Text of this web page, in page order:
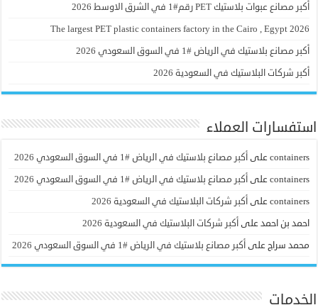
أكبر مصانع عبوات بلاستيك PET رقم#1 في الشرق الاوسط 2026
The largest PET plastic containers factory in the Cairo , Egypt 2026
أكبر مصانع بلاستيك في الرياض #1 في السوق السعودي 2026
أكبر شركات البلاستيك في السعودية 2026
استفسارات العملاء
containers علىأكبر مصانع بلاستيك في الرياض #1 في السوق السعودي 2026
containers علىأكبر مصانع بلاستيك في الرياض #1 في السوق السعودي 2026
containers علىأكبر شركات البلاستيك في السعودية 2026
احمد بن احمد علىأكبر شركات البلاستيك في السعودية 2026
محمد سراج علىأكبر مصانع بلاستيك في الرياض #1 في السوق السعودي 2026
الخدمات